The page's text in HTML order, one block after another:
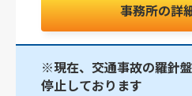
事務所の詳
※現在、交通事故の羅針
停止しております